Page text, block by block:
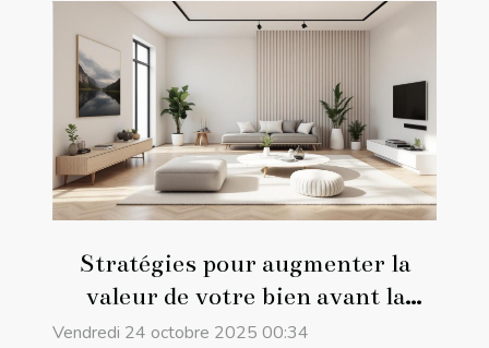
Stratégies pour augmenter la
valeur de votre bien avant la
vente
Vendredi 24 octobre 2025 00:34